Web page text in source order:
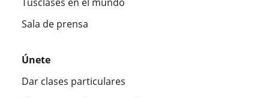
Sala de prensa
Únete
Dar clases particulares